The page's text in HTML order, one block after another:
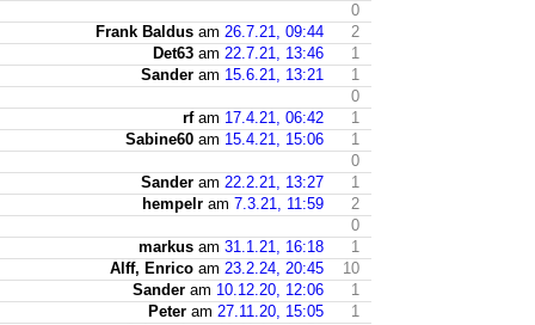
0
Frank Baldus am 26.7.21, 09:44
2
Det63 am 22.7.21, 13:46
1
Sander am 15.6.21, 13:21
1
0
rfam 17.4.21, 06:42
1
Sabine60 am 15.4.21, 15:06
1
0
Sander am 22.2.21, 13:27
1
hempelr am 7.3.21, 11:59
2
0
markus am 31.1.21, 16:18
1
Alff, Enrico am 23.2.24, 20:45
10
Sander am 10.12.20, 12:06
1
Peter am 27.11.20, 15:05
1